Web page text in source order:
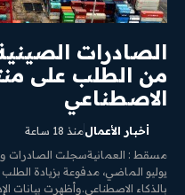
الصادرات
من الطلب على
الاصطناعي
أخبار الأعمالمنذ 18 ساعة
مسقط : العمانيةسجلت الصادرات
يوليو الماضي، مدفوعة بزيادة
بالذكاء الاصطناعي.وأظهرت بيانات